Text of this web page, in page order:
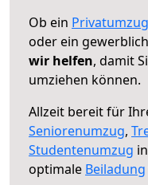
Ob ein Privatumzug
oder ein
wir helfen, damit
umziehen können.
Allzeit bereit für
Seniorenumzug,
Studentenumzug
optimale Beiladung